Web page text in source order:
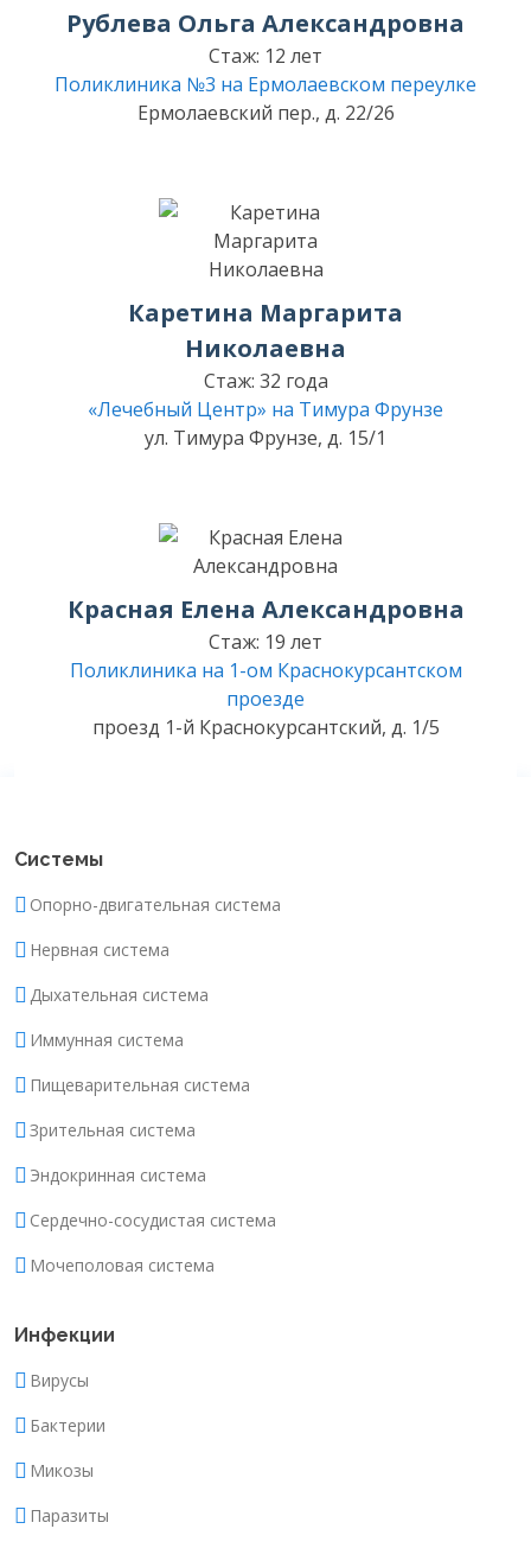
Рублева Ольга Александровна
Стаж: 12 лет
Поликлиника №3 на Ермолаевском переулке
Ермолаевский пер., д. 22/26
Каретина Маргарита
Николаевна
Стаж: 32 года
«Лечебный Центр» на Тимура Фрунзе
ул. Тимура Фрунзе, д. 15/1
Красная Елена Александровна
Стаж: 19 лет
Поликлиника на 1-ом Краснокурсантском
проезде
проезд 1-й Краснокурсантский, д. 1/5
Системы
Опорно-двигательная система
Нервная система
Дыхательная система
Иммунная система
Пищеварительная система
Зрительная система
Эндокринная система
Сердечно-сосудистая система
Мочеполовая система
Инфекции
Вирусы
Бактерии
Микозы
Паразиты